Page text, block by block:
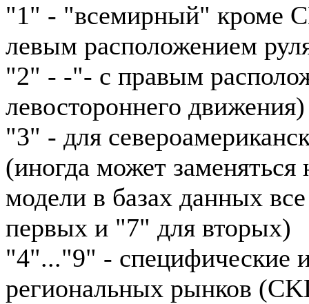
"1" - "всемирный" кроме
левым расположением
"2" - -"- с правым
левостороннего движения)
"3" - для
(иногда может
модели в базах данных
первых и "7" для вторых)
"4"..."9" - специфические
региональных рынков